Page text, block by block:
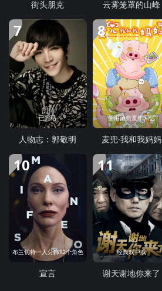
街头朋克 云雾笼罩的山峰
7
已完结
人物志：郭敬明
8
催泪治愈童年回忆
麦兜·我和我妈妈
10
布兰切特一人分饰12个角色
宣言
11
经典戏中戏
谢天谢地你来了